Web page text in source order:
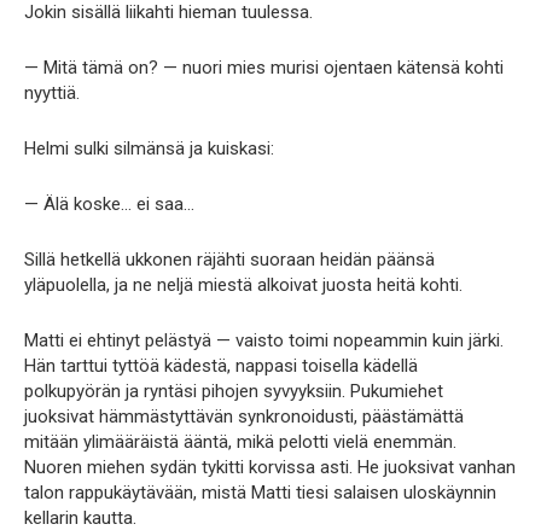
Jokin sisällä liikahti hieman tuulessa.
— Mitä tämä on? — nuori mies murisi ojentaen kätensä kohti
nyyttiä.
Helmi sulki silmänsä ja kuiskasi:
— Älä koske… ei saa…
Sillä hetkellä ukkonen räjähti suoraan heidän päänsä
yläpuolella, ja ne neljä miestä alkoivat juosta heitä kohti.
Matti ei ehtinyt pelästyä — vaisto toimi nopeammin kuin järki.
Hän tarttui tyttöä kädestä, nappasi toisella kädellä
polkupyörän ja ryntäsi pihojen syvyyksiin. Pukumiehet
juoksivat hämmästyttävän synkronoidusti, päästämättä
mitään ylimääräistä ääntä, mikä pelotti vielä enemmän.
Nuoren miehen sydän tykitti korvissa asti. He juoksivat vanhan
talon rappukäytävään, mistä Matti tiesi salaisen uloskäynnin
kellarin kautta.